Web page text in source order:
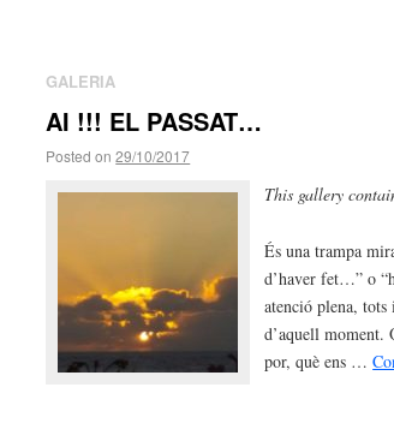
GALERIA
AI !!! EL PASSAT…
Posted on 29/10/2017
This gallery
És una trampa
d’haver fet…” o
atenció plena, tots
d’aquell moment.
por, què ens …